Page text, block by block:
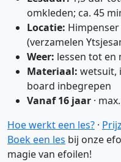
omkleden; ca. 45
Locatie:
(verzamelen
Weer: lessen tot en
Materiaal: wetsuit,
board inbegrepen
Vanaf 16 jaar ·
Hoe werkt een les? ·
Boek een les bij onze
magie van efoilen!